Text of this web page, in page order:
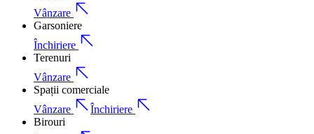
Vânzare
Garsoniere
Închiriere
Terenuri
Vânzare
Spații comerciale
Vânzare
Închiriere
Birouri